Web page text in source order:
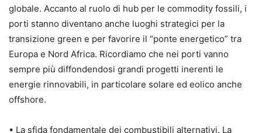
globale. Accanto al ruolo di hub per le commodity fossili, i
porti stanno diventano anche luoghi strategici per la
transizione green e per favorire il “ponte energetico” tra
Europa e Nord Africa. Ricordiamo che nei porti vanno
sempre più diffondendosi grandi progetti inerenti le
energie rinnovabili, in particolare solare ed eolico anche
offshore.
• La sfida fondamentale dei combustibili alternativi. La